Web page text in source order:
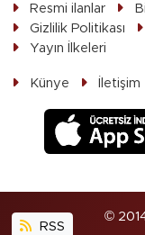
Resmi ilanlar
Gizlilik Politikası
Yayın İlkeleri
Künye İletişim
RSS
©